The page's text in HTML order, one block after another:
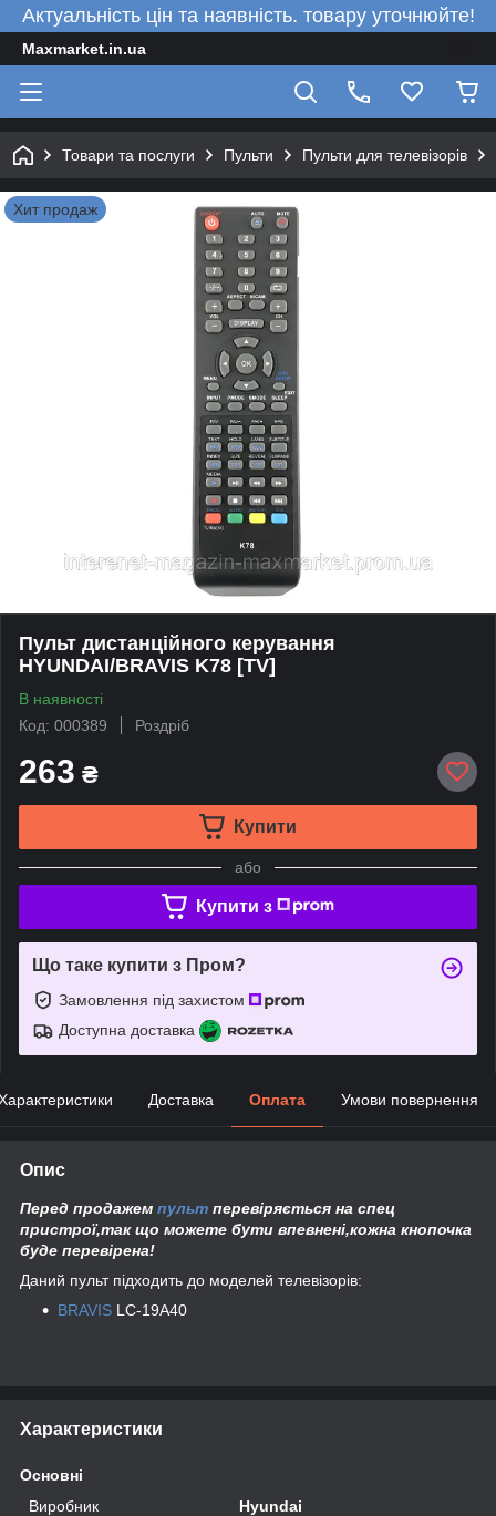
Актуальність цін та наявність. товару уточнюйте!
Maxmarket.in.ua
Товари та послуги Пульти Пульти для телевізорів
Хит продаж
Пульт дистанційного керування
HYUNDAI/BRAVIS K78 [TV]
В наявності
Код: 000389
Роздріб
263 ₴
Купити
або
Купити з
Що таке купити з Пром?
Замовлення під захистом
Доступна доставка
Доставка Оплата Умови повернення
Опис
Перед продажем пульт перевіряється на спец
пристрої,так що можете бути впевнені,кожна кнопочка
буде перевірена!
Даний пульт підходить до моделей телевізорів:
BRAVIS LC-19A40
Характеристики
Основні
Виробник
Hyundai